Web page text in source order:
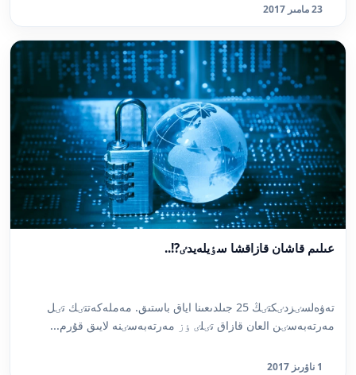
23 مامىر 2017
عىلىم قاشان قازاقشا سٶيلەيدٸ?!..
تەۋەلسٸزدٸكتٸڭ 25 جىلدىعىنا اياق باستىق. مەملەكەتتٸك تٸل
مەرتەبەسٸن العان قازاق تٸلٸ ٶز مەرتەبەسٸنە لايىق قۇرم...
1 ناۋرىز 2017